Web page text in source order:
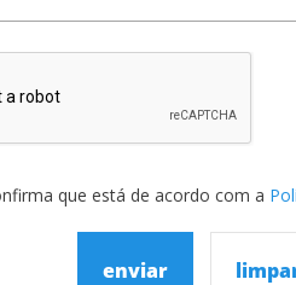
que está de acordo com a
enviar